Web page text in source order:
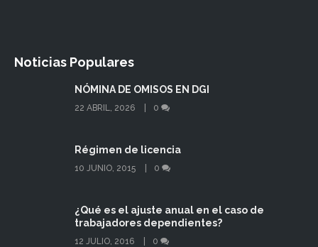
Noticias Populares
NÓMINA DE OMISOS EN DGI
22 ABRIL, 2026 0
Régimen de licencia
10 JUNIO, 2015 0
¿Qué es el ajuste anual en el caso de
trabajadores dependientes?
12 JULIO, 2016 0